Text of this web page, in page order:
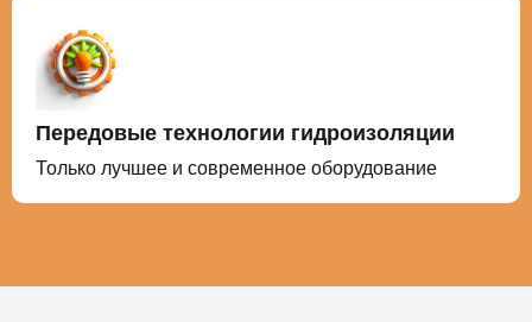
Передовые технологии гидроизоляции
Только лучшее и современное оборудование